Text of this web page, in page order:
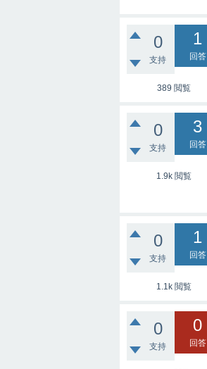
0
支持
1
回答
389 閲覧
0
支持
3
回答
1.9k閲覧
0
支持
1
回答
1.1k閲覧
0
支持
0
回答